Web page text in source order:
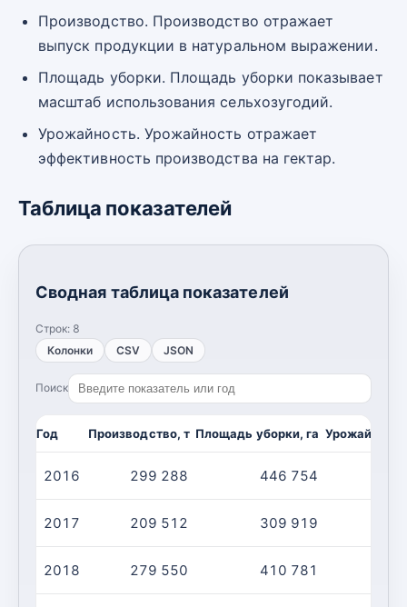
Производство. Производство отражает
выпуск продукции в натуральном выражении.
Площадь уборки. Площадь уборки показывает
масштаб использования сельхозугодий.
Урожайность. Урожайность отражает
эффективность производства на гектар.
Таблица показателей
Сводная таблица показателей
Строк: 8
Колонки
CSV JSON
Поиск
Год Производство, т Площадь уборки, га
2016 299 288 446 754
2017 209 512 309 919
2018 279 550 410 781